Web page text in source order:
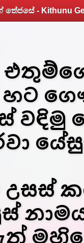
- Kithunu
හට
වඳිමු
උසස්